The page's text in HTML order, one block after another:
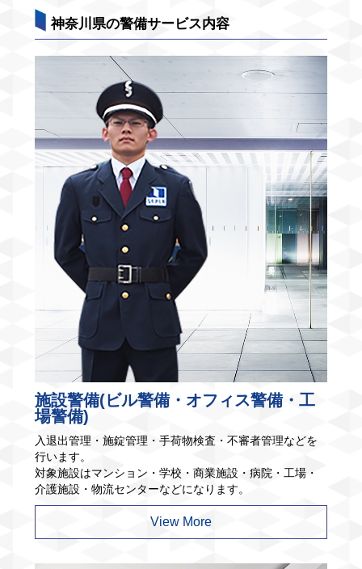
神奈川県の警備サービス内容
施設警備(ビル警備・オフィス警備・工
場警備)
入退出管理・施錠管理・手荷物検査・不審者管理などを
行います。
対象施設はマンション・学校・商業施設・病院・工場・
介護施設・物流センターなどになります。
View More